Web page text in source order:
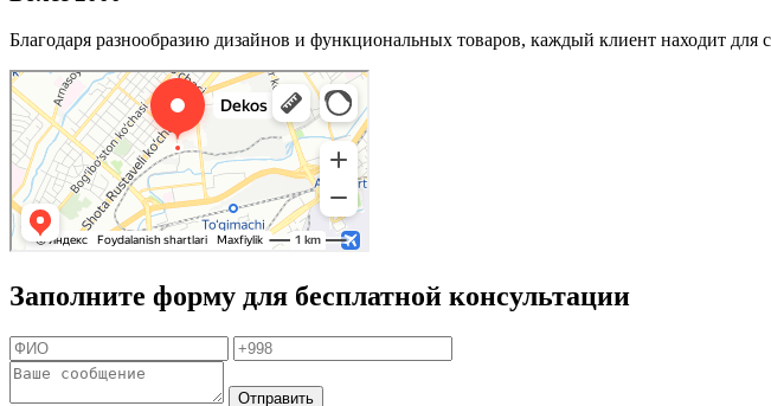
Благодаря разнообразию дизайнов и функциональных товаров, каждый клиент находит для
Заполните форму для бесплатной консультации
Отправить